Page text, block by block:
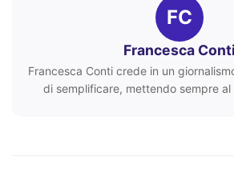
FC
Francesca Conti
Francesca Conti crede in un
di semplificare, mettendo sempre